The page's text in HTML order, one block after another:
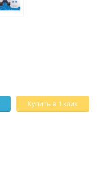
Купить в 1 клик